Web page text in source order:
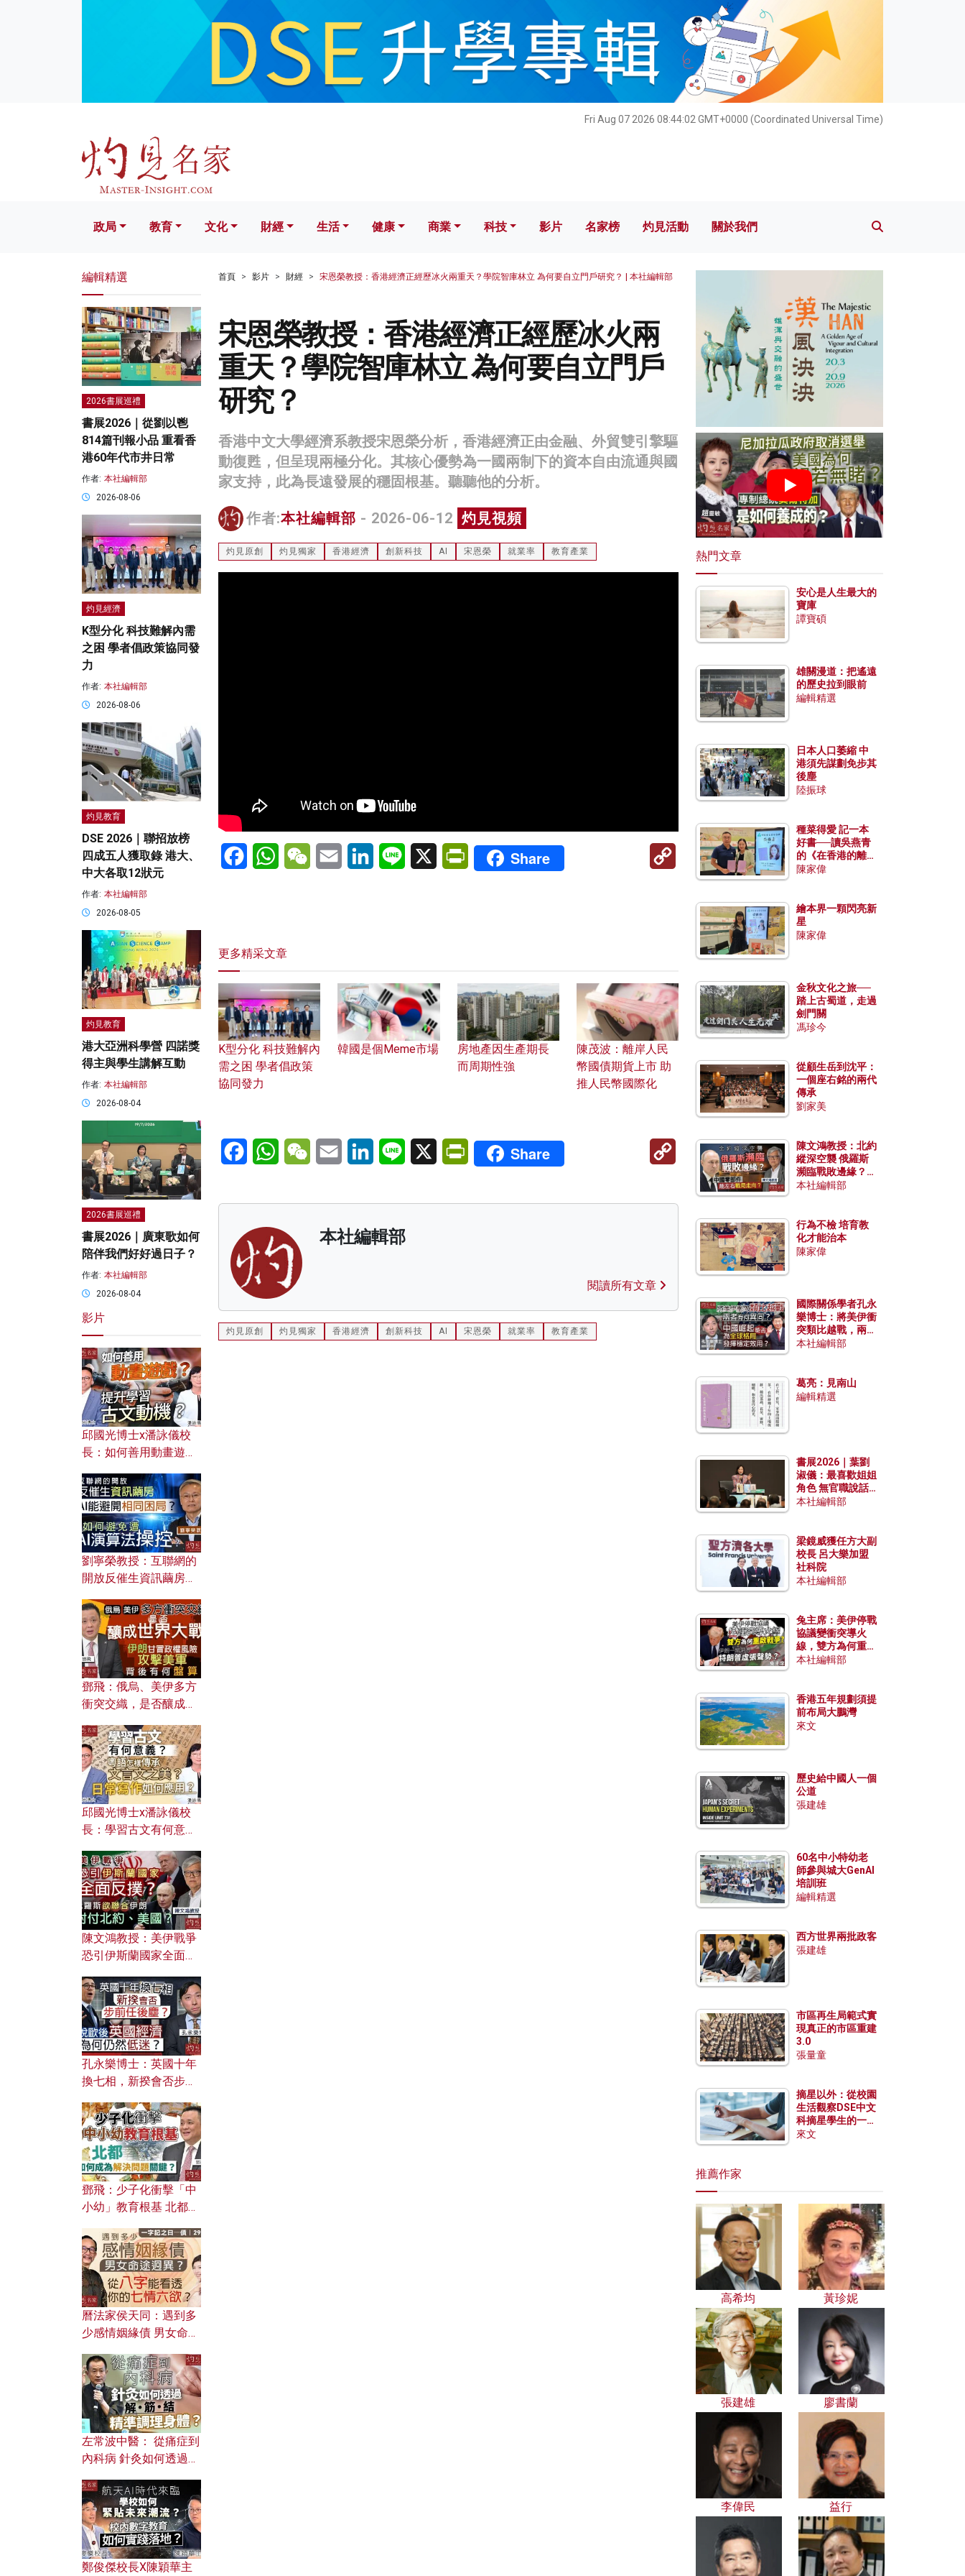
Fri Aug 07 2026 08:44:03 GMT+0000 (Coordinated Universal Time)
文化 財經 生活 健康 科技 影片 名家榜 灼見活動 關於我們
政局 教育 文化 財經 生活 健康 商業 科技 影片 名家榜 灼見活動 關於我們
首頁 影片 財經 宋恩榮教授：香港經濟正經歷冰火兩重天？學院智庫林立 為何要自立門戶研究？ | 本社編輯部
宋恩榮教授：香港經濟正經歷冰火兩
重天？學院智庫林立 為何要自立門戶
研究？
香港中文大學經濟系教授宋恩榮分析，香港經濟正由金融、外貿雙引擎驅
動復甦，但呈現兩極分化。其核心優勢為一國兩制下的資本自由流通與國
家支持，此為長遠發展的穩固根基。聽聽他的分析。
作者:本社編輯部 - 2026-06-12 灼見視頻
灼見原創 灼見獨家 香港經濟 創新科技 AI 宋恩榮 就業率 教育產業
FacebookWhatsAppWeChatEmail LinkedInLine X PrintFriendly
Share
Copy
更多精采文章
K型分化 科技難解內
需之困 學者倡政策
協同發力
韓國是個Meme市場
房地產因生產期長
而周期性強
陳茂波：離岸人民
幣國債期貨上市 助
推人民幣國際化
FacebookWhatsAppWeChatEmail LinkedInLine X PrintFriendly
Share
Copy
本社編輯部
閱讀所有文章
灼見原創 灼見獨家 香港經濟 創新科技 AI 宋恩榮 就業率 教育產業
編輯精選
2026書展巡禮
書展2026｜從劉以鬯
814篇刊報小品 重看香
港60年代市井日常
作者: 本社編輯部
2026-08-06
灼見經濟
K型分化 科技難解內需
之困 學者倡政策協同發
力
作者: 本社編輯部
2026-08-06
灼見教育
DSE 2026｜聯招放榜
四成五人獲取錄 港大、
中大各取12狀元
作者: 本社編輯部
2026-08-05
灼見教育
港大亞洲科學營 四諾獎
得主與學生講解互動
作者: 本社編輯部
2026-08-04
2026書展巡禮
書展2026｜廣東歌如何
陪伴我們好好過日子？
作者: 本社編輯部
2026-08-04
影片
邱國光博士x潘詠儀校
長：如何善用動畫遊戲
劉寧榮教授：互聯網的
開放反催生資訊繭房，
何避免遭AI演算法操
控？
鄧飛：俄烏、美伊多方
衝突交織，是否釀成世
風險攻擊美軍，背後有
何盤算？
邱國光博士x潘詠儀校
長：學習古文有何意
文之美？ 日常寫作如何
應用？
陳文鴻教授：美伊戰爭
恐引伊斯蘭國家全面反
對付北約美國？
孔永樂博士：英國十年
換七相，新揆會否步前
濟為何仍然低迷？
鄧飛：少子化衝擊「中
小幼」教育根基 北都如
曆法家侯天同：遇到多
少感情姻緣債 男女命途
的七情六欲？
左常波中醫： 從痛症到
內科病 針灸如何透過解
鄭俊傑校長X陳穎華主
熱門文章
安心是人生最大的
寶庫
譚寶碩
雄關漫道：把遙遠
的歷史拉到眼前
編輯精選
日本人口萎縮 中
港須先謀劃免步其
後塵
陸振球
種菜得愛 記一本
好書──讀吳燕青
的《在香港的離島
種菜》
陳家偉
繪本界一顆閃亮新
星
陳家偉
金秋文化之旅──
踏上古蜀道，走過
劍門關
馮珍今
從顧生岳到沈平：
一個座右銘的兩代
傳承
劉家美
陳文鴻教授：北約
縱深空襲 俄羅斯
瀕臨戰敗邊緣？中
國零部件能左右戰
本社編輯部
行為不檢 培育教
化才能治本
陳家偉
國際關係學者孔永
樂博士：將美伊衝
突類比越戰，兩者
有何異同？中國崛
本社編輯部
葛亮：見南山
編輯精選
書展2026｜葉劉
淑儀：最喜歡姐姐
角色 無官職說話
包袱少
本社編輯部
梁鏡威獲任方大副
校長 呂大樂加盟
社科院
本社編輯部
兔主席：美伊停戰
協議變衝突導火
線，雙方為何重啟
戰爭？伊朗一早洞
本社編輯部
香港五年規劃須提
前布局大鵬灣
來文
歷史給中國人一個
公道
張建雄
60名中小特幼老
師參與城大GenAI
培訓班
編輯精選
西方世界兩批政客
張建雄
市區再生局範式實
現真正的市區重建
3.0
張量童
摘星以外：從校園
生活觀察DSE中文
科摘星學生的一點
特質
來文
推薦作家
高希均 黃珍妮
張建雄 廖書蘭
李偉民 益行